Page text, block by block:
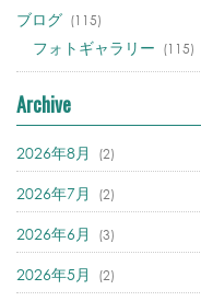
ブログ (115)
フォトギャラリー (115)
Archive
2026年8月 (2)
2026年7月 (2)
2026年6月 (3)
2026年5月 (2)